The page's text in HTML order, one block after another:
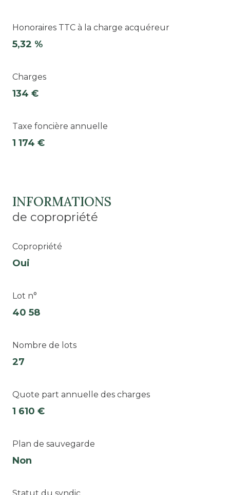
Honoraires TTC à la charge acquéreur
5,32 %
Charges
134 €
Taxe foncière annuelle
1 174 €
INFORMATIONS
de copropriété
Copropriété
Oui
Lot n°
40 58
Nombre de lots
27
Quote part annuelle des charges
1 610 €
Plan de sauvegarde
Non